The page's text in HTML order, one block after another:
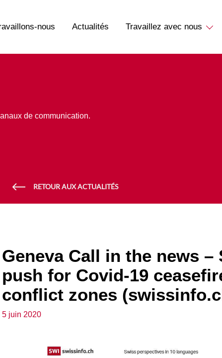
nous Actualités Travaillez avec nous
de communication.
RETOUR AUX ACTUALITÉS
Geneva Call in the news –
push for Covid-19
conflict zones
5 juin 2020